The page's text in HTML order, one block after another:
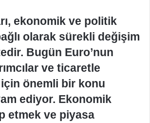
ekonomik ve politik
olarak sürekli değişim
Bugün Euro’nun
ve ticaretle
önemli bir konu
ediyor. Ekonomik
etmek ve piyasa